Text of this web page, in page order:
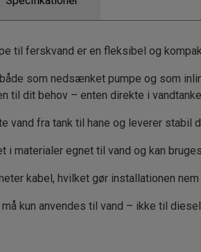
til ferskvand er en fleksibel og
som nedsænket pumpe og som
til dit behov – enten direkte i
vand fra tank til hane og leverer stabil
i materialer egnet til vand og kan
kabel, hvilket gør installationen
kun anvendes til vand – ikke til